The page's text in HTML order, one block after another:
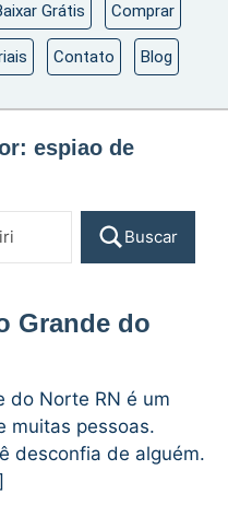
Grátis Comprar
Contato Blog
espiao de
Buscar
Grande do
do Norte RN é um
muitas pessoas.
desconfia de alguém.